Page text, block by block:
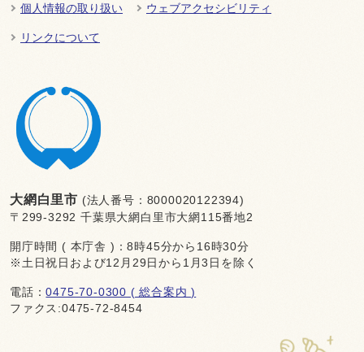
個人情報の取り扱い ウェブアクセシビリティ
リンクについて
大網白里市 (法人番号：8000020122394)
〒299-3292 千葉県大網白里市大網115番地2
開庁時間 ( 本庁舎 )：8時45分から16時30分
※土日祝日および12月29日から1月3日を除く
電話：0475-70-0300 ( 総合案内 )
ファクス:0475-72-8454